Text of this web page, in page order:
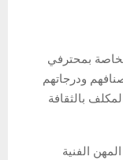
بمحترفي
ودرجاتهم
بالثقافة
الفنية